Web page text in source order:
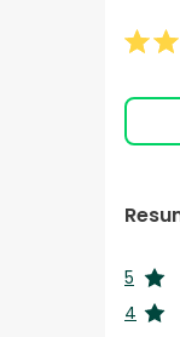
5
4
estrelas